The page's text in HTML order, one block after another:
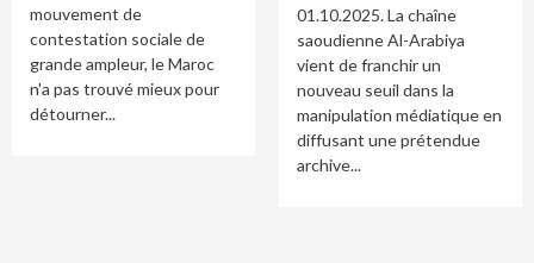
mouvement de
contestation sociale de
grande ampleur, le Maroc
n'a pas trouvé mieux pour
détourner...
01.10.2025. La chaîne
saoudienne Al-Arabiya
vient de franchir un
nouveau seuil dans la
manipulation médiatique en
diffusant une prétendue
archive...